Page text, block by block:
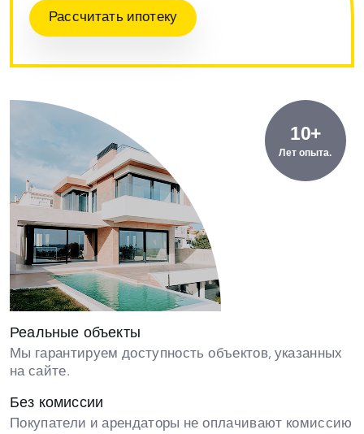
Рассчитать ипотеку
10+
Лет опыта.
Реальные объекты
Мы гарантируем доступность объектов, указанных
на сайте.
Без комиссии
Покупатели и арендаторы не оплачивают комиссию